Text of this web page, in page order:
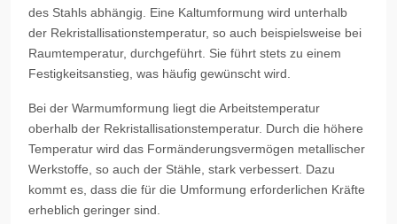
des Stahls abhängig. Eine Kaltumformung wird unterhalb
der Rekristallisationstemperatur, so auch beispielsweise bei
Raumtemperatur, durchgeführt. Sie führt stets zu einem
Festigkeitsanstieg, was häufig gewünscht wird.
Bei der Warmumformung liegt die Arbeitstemperatur
oberhalb der Rekristallisationstemperatur. Durch die höhere
Temperatur wird das Formänderungsvermögen metallischer
Werkstoffe, so auch der Stähle, stark verbessert. Dazu
kommt es, dass die für die Umformung erforderlichen Kräfte
erheblich geringer sind.